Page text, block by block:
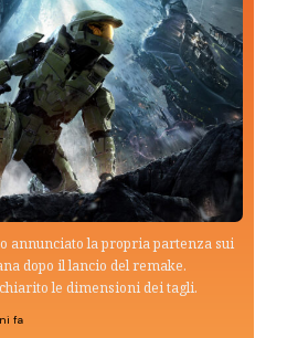
annunciato la propria partenza sui
dopo il lancio del remake.
le dimensioni dei tagli.
fa